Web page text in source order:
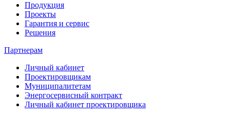
Продукция
Проекты
Гарантия и сервис
Решения
Партнерам
Личный кабинет
Проектировщикам
Муниципалитетам
Энергосервисный контракт
Личный кабинет проектировщика